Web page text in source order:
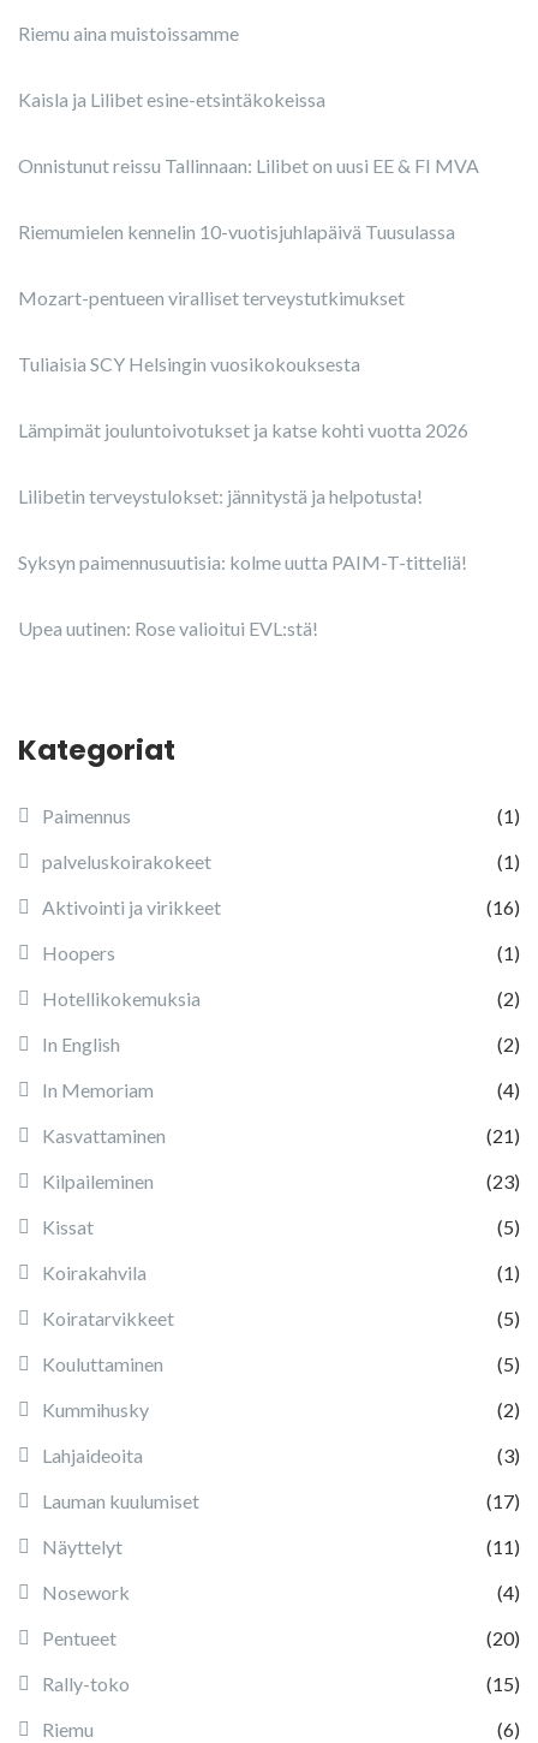
Riemu aina muistoissamme
Kaisla ja Lilibet esine-etsintäkokeissa
Onnistunut reissu Tallinnaan: Lilibet on uusi EE & FI MVA
Riemumielen kennelin 10-vuotisjuhlapäivä Tuusulassa
Mozart-pentueen viralliset terveystutkimukset
Tuliaisia SCY Helsingin vuosikokouksesta
Lämpimät jouluntoivotukset ja katse kohti vuotta 2026
Lilibetin terveystulokset: jännitystä ja helpotusta!
Syksyn paimennusuutisia: kolme uutta PAIM-T-titteliä!
Upea uutinen: Rose valioitui EVL:stä!
Kategoriat
Paimennus
(1)
palveluskoirakokeet
(1)
Aktivointi ja virikkeet
(16)
Hoopers
(1)
Hotellikokemuksia
(2)
In English
(2)
In Memoriam
(4)
Kasvattaminen
(21)
Kilpaileminen
(23)
Kissat
(5)
Koirakahvila
(1)
Koiratarvikkeet
(5)
Kouluttaminen
(5)
Kummihusky
(2)
Lahjaideoita
(3)
Lauman kuulumiset
(17)
Näyttelyt
(11)
Nosework
(4)
Pentueet
(20)
Rally-toko
(15)
Riemu
(6)